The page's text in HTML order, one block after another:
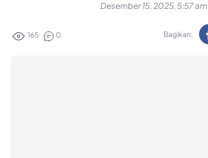
Desember 15, 2025, 5:57 am
165 0 Bagikan: